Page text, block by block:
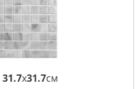
31.7x31.7см